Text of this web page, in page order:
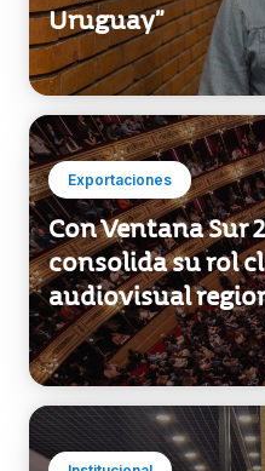
Marca País
Fede Álvarez:
decir a un
imposible hacer
Uruguay”
Exportaciones
Con Ventana Sur
consolida su rol
audiovisual